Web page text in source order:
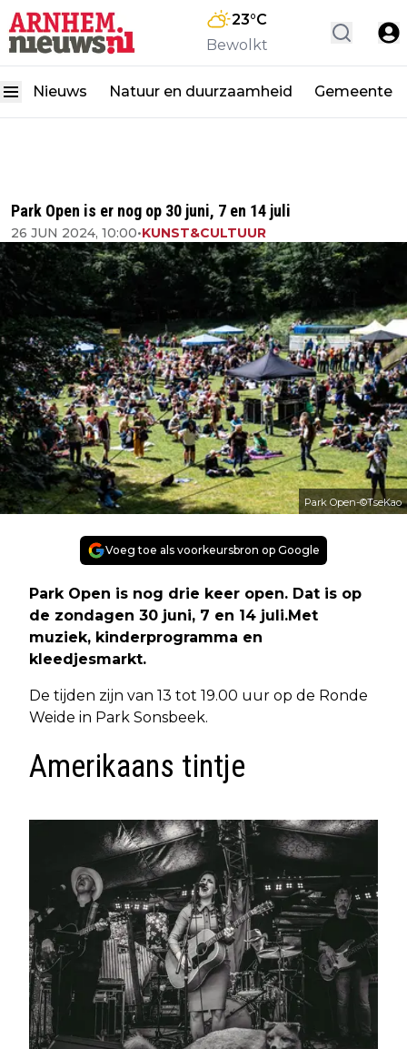
23°C
Bewolkt
Nieuws Natuur en duurzaamheid Gemeente
Park Open is er nog op 30 juni, 7 en 14 juli
26 JUN 2024, 10:00•KUNST&CULTUUR
Park Open-©TseKao
Voeg toe als voorkeursbron op Google
Park Open is nog drie keer open. Dat is op
de zondagen 30 juni, 7 en 14 juli.Met
muziek, kinderprogramma en
kleedjesmarkt.
De tijden zijn van 13 tot 19.00 uur op de Ronde
Weide in Park Sonsbeek.
Amerikaans tintje